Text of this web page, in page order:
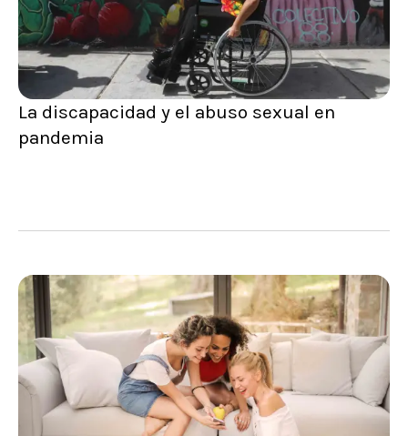
La discapacidad y el abuso sexual en
pandemia